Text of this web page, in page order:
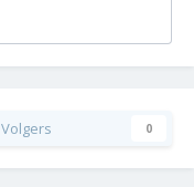
Volgers 0